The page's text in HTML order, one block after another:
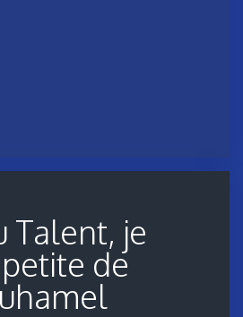
Talent, je
de